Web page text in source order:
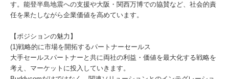
す。能登半島地震への支援や大阪・関西万博での協賛など、社会的責
任を果たしながら企業価値を高めています。
【ポジションの魅力】
(1)戦略的に市場を開拓するパートナーセールス
大手セールスパートナーと共に両社の利益・価値を最大化する戦略を
考え、マーケットに投入していきます。